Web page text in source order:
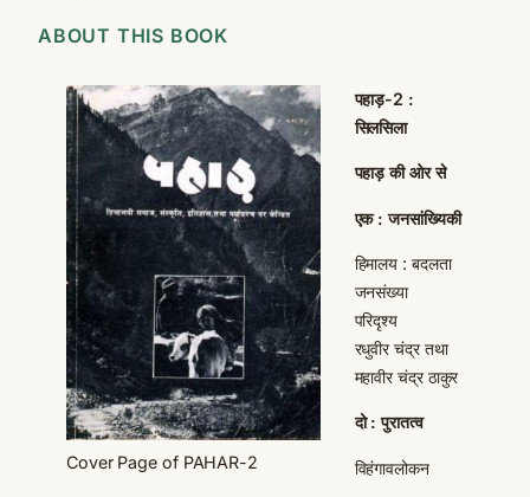
ABOUT THIS BOOK
Cover Page of PAHAR-2
पहाड़-2 :
सिलसिला
पहाड़ की ओर से
एक : जनसांख्यिकी
हिमालय : बदलता
जनसंख्या
परिदृश्य
रधुवीर चंद्र तथा
महावीर चंद्र ठाकुर
दो : पुरातत्व
विहंगावलोकन